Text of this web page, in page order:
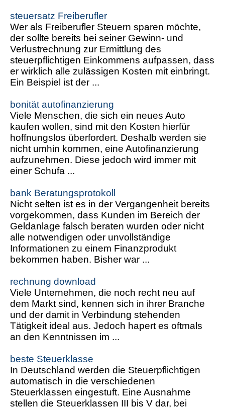
steuersatz Freiberufler
Wer als Freiberufler Steuern sparen möchte,
der sollte bereits bei seiner Gewinn- und
Verlustrechnung zur Ermittlung des
steuerpflichtigen Einkommens aufpassen, dass
er wirklich alle zulässigen Kosten mit einbringt.
Ein Beispiel ist der ...
bonität autofinanzierung
Viele Menschen, die sich ein neues Auto
kaufen wollen, sind mit den Kosten hierfür
hoffnungslos überfordert. Deshalb werden sie
nicht umhin kommen, eine Autofinanzierung
aufzunehmen. Diese jedoch wird immer mit
einer Schufa ...
bank Beratungsprotokoll
Nicht selten ist es in der Vergangenheit bereits
vorgekommen, dass Kunden im Bereich der
Geldanlage falsch beraten wurden oder nicht
alle notwendigen oder unvollständige
Informationen zu einem Finanzprodukt
bekommen haben. Bisher war ...
rechnung download
Viele Unternehmen, die noch recht neu auf
dem Markt sind, kennen sich in ihrer Branche
und der damit in Verbindung stehenden
Tätigkeit ideal aus. Jedoch hapert es oftmals
an den Kenntnissen im ...
beste Steuerklasse
In Deutschland werden die Steuerpflichtigen
automatisch in die verschiedenen
Steuerklassen eingestuft. Eine Ausnahme
stellen die Steuerklassen III bis V dar, bei